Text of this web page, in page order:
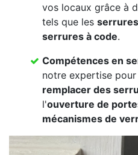
vos locaux grâce à
tels que les
serrures à code.
Compétences en
notre expertise pour
remplacer des
l'ouverture de
mécanismes de